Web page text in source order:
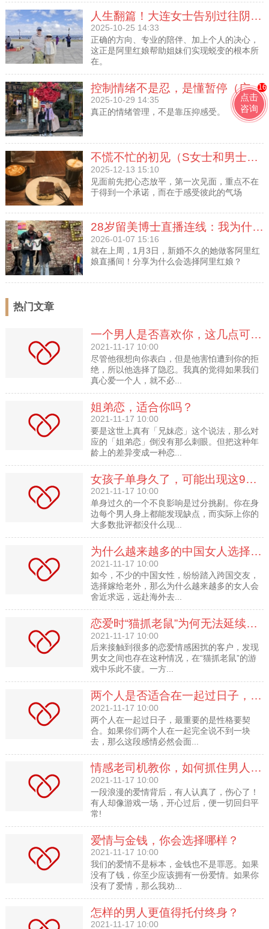
人生翻篇！大连女士告别过往阴霾，与家人团圆
2025-10-25 14:33
正确的方向、专业的陪伴、加上个人的决心，
这正是阿里红娘帮助姐妹们实现蜕变的根本所
在。
控制情绪不是忍，是懂暂停（广西女士和男士的见面动态）
2025-10-29 14:35
真正的情绪管理，不是靠压抑感受。
不慌不忙的初见（S女士和男士的见面动态）
2025-12-13 15:10
见面前先把心态放平，第一次见面，重点不在
于得到一个承诺，而在于感受彼此的气场
28岁留美博士直播连线：我为什么选择阿里红娘？
2026-01-07 15:16
就在上周，1月3日，新婚不久的她做客阿里红
娘直播间！分享为什么会选择阿里红娘？
热门文章
一个男人是否喜欢你，这几点可以告诉你！
2021-11-17 10:00
尽管他很想向你表白，但是他害怕遭到你的拒
绝，所以他选择了隐忍。我真的觉得如果我们
真心爱一个人，就不必...
姐弟恋，适合你吗？
2021-11-17 10:00
要是这世上真有「兄妹恋」这个说法，那么对
应的「姐弟恋」倒没有那么刺眼。但把这种年
龄上的差异变成一种恋...
女孩子单身久了，可能出现这9种心理
2021-11-17 10:00
单身过久的一个不良影响是过分挑剔。你在身
边每个男人身上都能发现缺点，而实际上你的
大多数批评都没什么现...
为什么越来越多的中国女人选择跨国交友？
2021-11-17 10:00
如今，不少的中国女性，纷纷踏入跨国交友，
选择嫁给老外，那么为什么越来越多的女人会
舍近求远，远赴海外去...
恋爱时“猫抓老鼠”为何无法延续到婚姻上？
2021-11-17 10:00
后来接触到很多的恋爱情感困扰的客户，发现
男女之间也存在这种情况，在“猫抓老鼠”的游
戏中乐此不疲。一方...
两个人是否适合在一起过日子，就看这三点
2021-11-17 10:00
两个人在一起过日子，最重要的是性格要契
合。如果你们两个人在一起完全说不到一块
去，那么这段感情必然会面...
情感老司机教你，如何抓住男人的心
2021-11-17 10:00
一段浪漫的爱情背后，有人认真了，伤心了！
有人却像游戏一场，开心过后，便一切回归平
常!
爱情与金钱，你会选择哪样？
2021-11-17 10:00
我们的爱情不是标本，金钱也不是罪恶。如果
没有了钱，你至少应该拥有一份爱情。如果你
没有了爱情，那么我劝...
怎样的男人更值得托付终身？
2021-11-17 10:00
点击
咨询
16